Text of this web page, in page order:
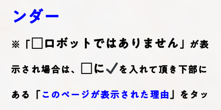
ンダー
※「 □ロボットではありません 」が表
示され場合は、 □に を入れて頂き下部に
ある「 このページが表示された理由 」をタッ